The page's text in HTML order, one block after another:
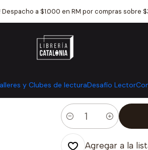
y Clubes de lecturaDesafío Lector
Despacho a $1.000 en RM por compras sobre
literarios Poesia El Ancestro Del
|
El Ancestro
Mostrar stock de
Cantidad
Agregar a la